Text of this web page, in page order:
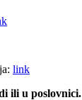
link
ili u poslovnici.